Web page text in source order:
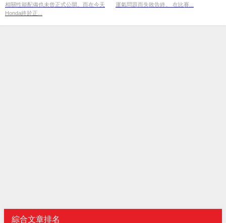
相關性能配備也未曾正式公開。而在今天
Honda終於正...
運氣問題而失敗告終。 在比賽...
綜合文章排名